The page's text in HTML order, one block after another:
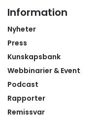
medlemmen blev
påminnelse om värdet
Sveriges Åkeriföretag.–
otroligt tacksam över
och att äntligen bli
medlemmen.
Information
Nyheter
Press
Kunskapsbank
Webbinarier & Event
Podcast
Rapporter
Remissvar